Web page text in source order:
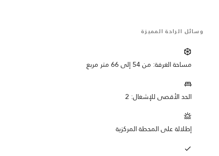
وسائل الراحة المميزة
مساحة الغرفة: من 54 إلى 66 متر مربع
الحد الأقصى للإشغال: 2
إطلالة على المحطة المركزية